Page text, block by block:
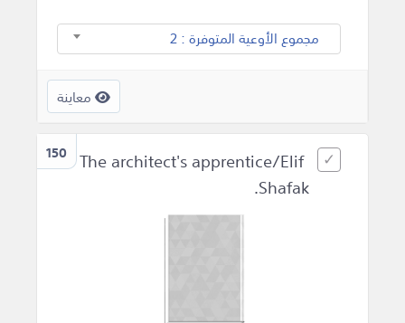
مجموع الأوعية المتوفرة : 2
معاينة
150 The architect's apprentice/Elif
Shafak.